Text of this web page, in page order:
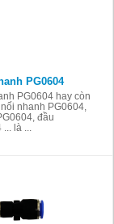
PG0604
PG0604 hay còn
nhanh PG0604,
đầu
... là ...